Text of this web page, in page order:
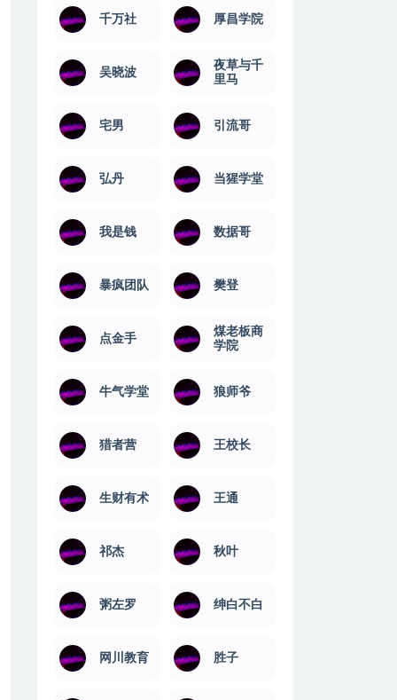
千万社 厚昌学院
吴晓波
夜草与千
里马
宅男 引流哥
弘丹 当猩学堂
我是钱 数据哥
暴疯团队 樊登
点金手
煤老板商
学院
牛气学堂 狼师爷
猎者营 王校长
生财有术 王通
祁杰 秋叶
粥左罗 绅白不白
网川教育 ​胜子